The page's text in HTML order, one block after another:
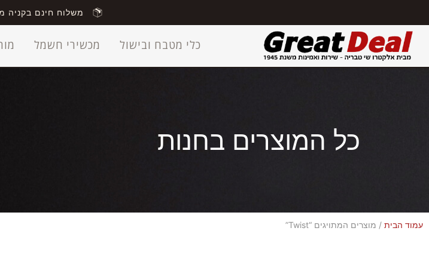
משלוח חינם בקניה מעל
כלי מטבח ובישול מכשירי חשמל
כל המוצרים בחנות
עמוד הבית / מוצרים המתויגים “Twist”